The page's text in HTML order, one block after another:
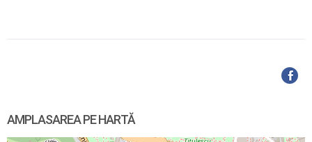
AMPLASAREA PE HARTĂ